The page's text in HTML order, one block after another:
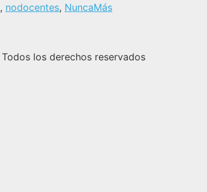
, nodocentes, NuncaMás
Todos los derechos reservados